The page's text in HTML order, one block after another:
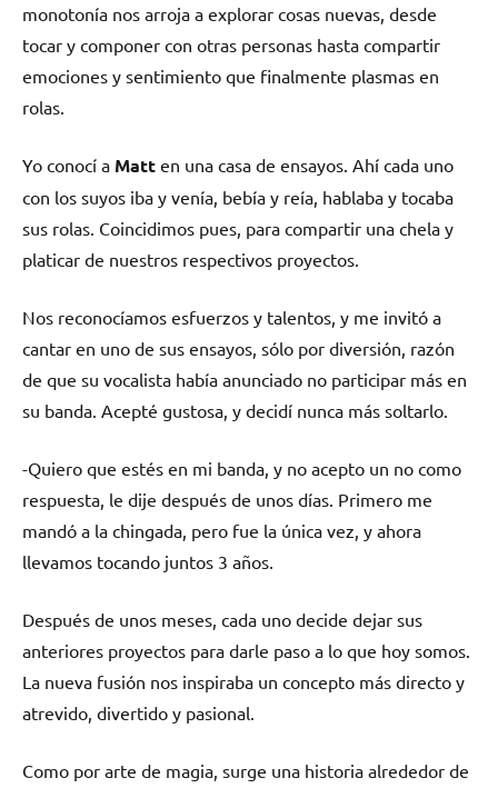
monotonía nos arroja a explorar cosas nuevas, desde
tocar y componer con otras personas hasta compartir
emociones y sentimiento que finalmente plasmas en
rolas.
Yo conocí a Matt en una casa de ensayos. Ahí cada uno
con los suyos iba y venía, bebía y reía, hablaba y tocaba
sus rolas. Coincidimos pues, para compartir una chela y
platicar de nuestros respectivos proyectos.
Nos reconocíamos esfuerzos y talentos, y me invitó a
cantar en uno de sus ensayos, sólo por diversión, razón
de que su vocalista había anunciado no participar más en
su banda. Acepté gustosa, y decidí nunca más soltarlo.
-Quiero que estés en mi banda, y no acepto un no como
respuesta, le dije después de unos días. Primero me
mandó a la chingada, pero fue la única vez, y ahora
llevamos tocando juntos 3 años.
Después de unos meses, cada uno decide dejar sus
anteriores proyectos para darle paso a lo que hoy somos.
La nueva fusión nos inspiraba un concepto más directo y
atrevido, divertido y pasional.
Como por arte de magia, surge una historia alrededor de